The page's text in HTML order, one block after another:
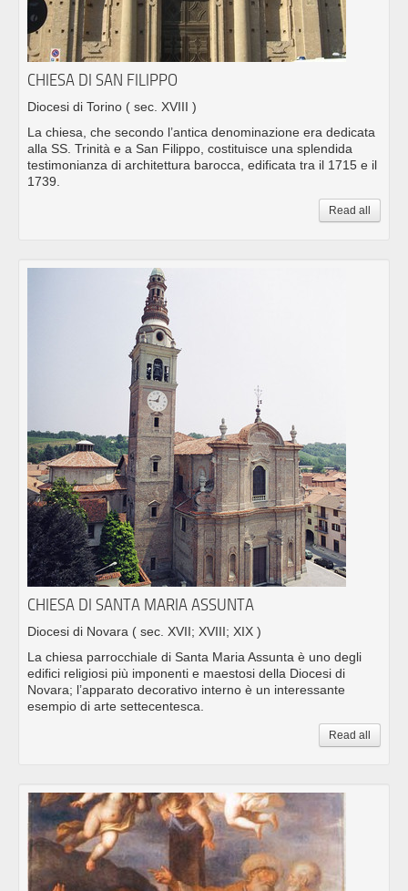
CHIESA DI SAN FILIPPO
Diocesi di Torino ( sec. XVIII )
La chiesa, che secondo l’antica denominazione era dedicata
alla SS. Trinità e a San Filippo, costituisce una splendida
testimonianza di architettura barocca, edificata tra il 1715 e il
1739.
Read all
CHIESA DI SANTA MARIA ASSUNTA
Diocesi di Novara ( sec. XVII; XVIII; XIX )
La chiesa parrocchiale di Santa Maria Assunta è uno degli
edifici religiosi più imponenti e maestosi della Diocesi di
Novara; l’apparato decorativo interno è un interessante
esempio di arte settecentesca.
Read all